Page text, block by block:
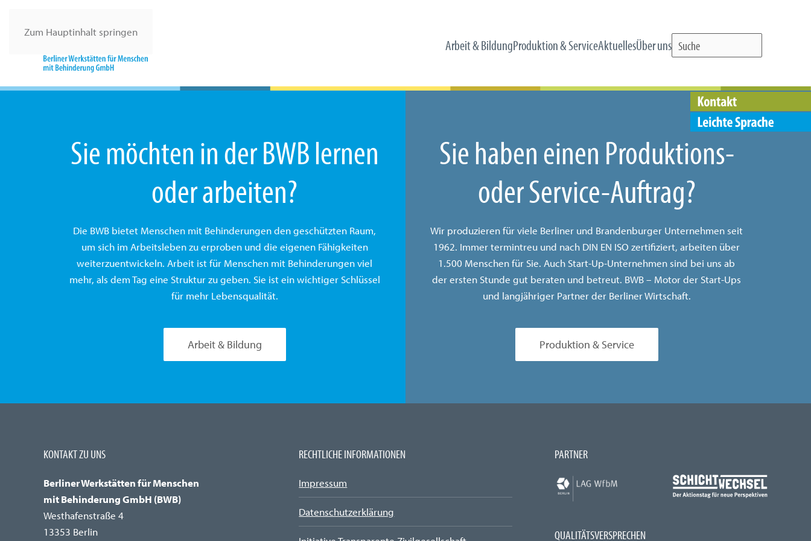
Zum Hauptinhalt springen
Arbeit & BildungProduktion & ServiceAktuellesÜber uns
Sie möchten in der BWB lernen
oder arbeiten?
Die BWB bietet Menschen mit Behinderungen den geschützten Raum,
um sich im Arbeitsleben zu erproben und die eigenen Fähigkeiten
weiterzuentwickeln. Arbeit ist für Menschen mit Behinderungen viel
mehr, als dem Tag eine Struktur zu geben. Sie ist ein wichtiger Schlüssel
für mehr Lebensqualität.
Arbeit & Bildung
Sie haben einen Produktions-
oder Service-Auftrag?
Wir produzieren für viele Berliner und Brandenburger Unternehmen seit
1962. Immer termintreu und nach DIN EN ISO zertifiziert, arbeiten über
1.500 Menschen für Sie. Auch Start-Up-Unternehmen sind bei uns ab
der ersten Stunde gut beraten und betreut. BWB – Motor der Start-Ups
und langjähriger Partner der Berliner Wirtschaft.
Produktion & Service
KONTAKT ZU UNS
Berliner Werkstätten für Menschen
mit Behinderung GmbH (BWB)
Westhafenstraße 4
13353 Berlin
RECHTLICHE INFORMATIONEN
Impressum
Datenschutzerklärung
PARTNER
QUALITÄTSVERSPRECHEN